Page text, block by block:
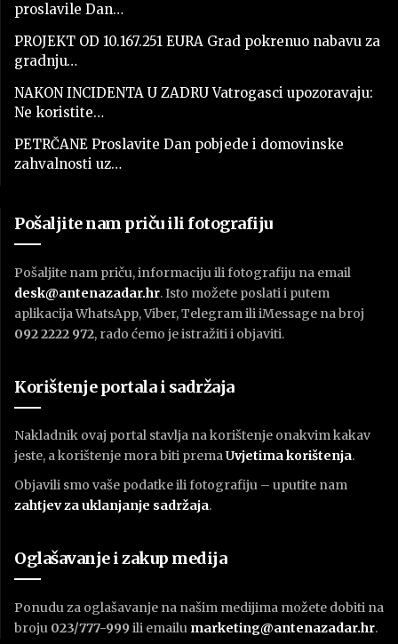
proslavile Dan…
PROJEKT OD 10.167.251 EURA Grad pokrenuo nabavu za
gradnju…
NAKON INCIDENTA U ZADRU Vatrogasci upozoravaju:
Ne koristite…
PETRČANE Proslavite Dan pobjede i domovinske
zahvalnosti uz…
Pošaljite nam priču ili fotografiju
Pošaljite nam priču, informaciju ili fotografiju na email
desk@antenazadar.hr. Isto možete poslati i putem
aplikacija WhatsApp, Viber, Telegram ili iMessage na broj
092 2222 972, rado ćemo je istražiti i objaviti.
Korištenje portala i sadržaja
Nakladnik ovaj portal stavlja na korištenje onakvim kakav
jeste, a korištenje mora biti premaUvjetima korištenja.
Objavili smo vaše podatke ili fotografiju – uputite nam
zahtjev za uklanjanje sadržaja.
Oglašavanje i zakup medija
Ponudu za oglašavanje na našim medijima možete dobiti na
broju 023/777-999 ili emailu marketing@antenazadar.hr.